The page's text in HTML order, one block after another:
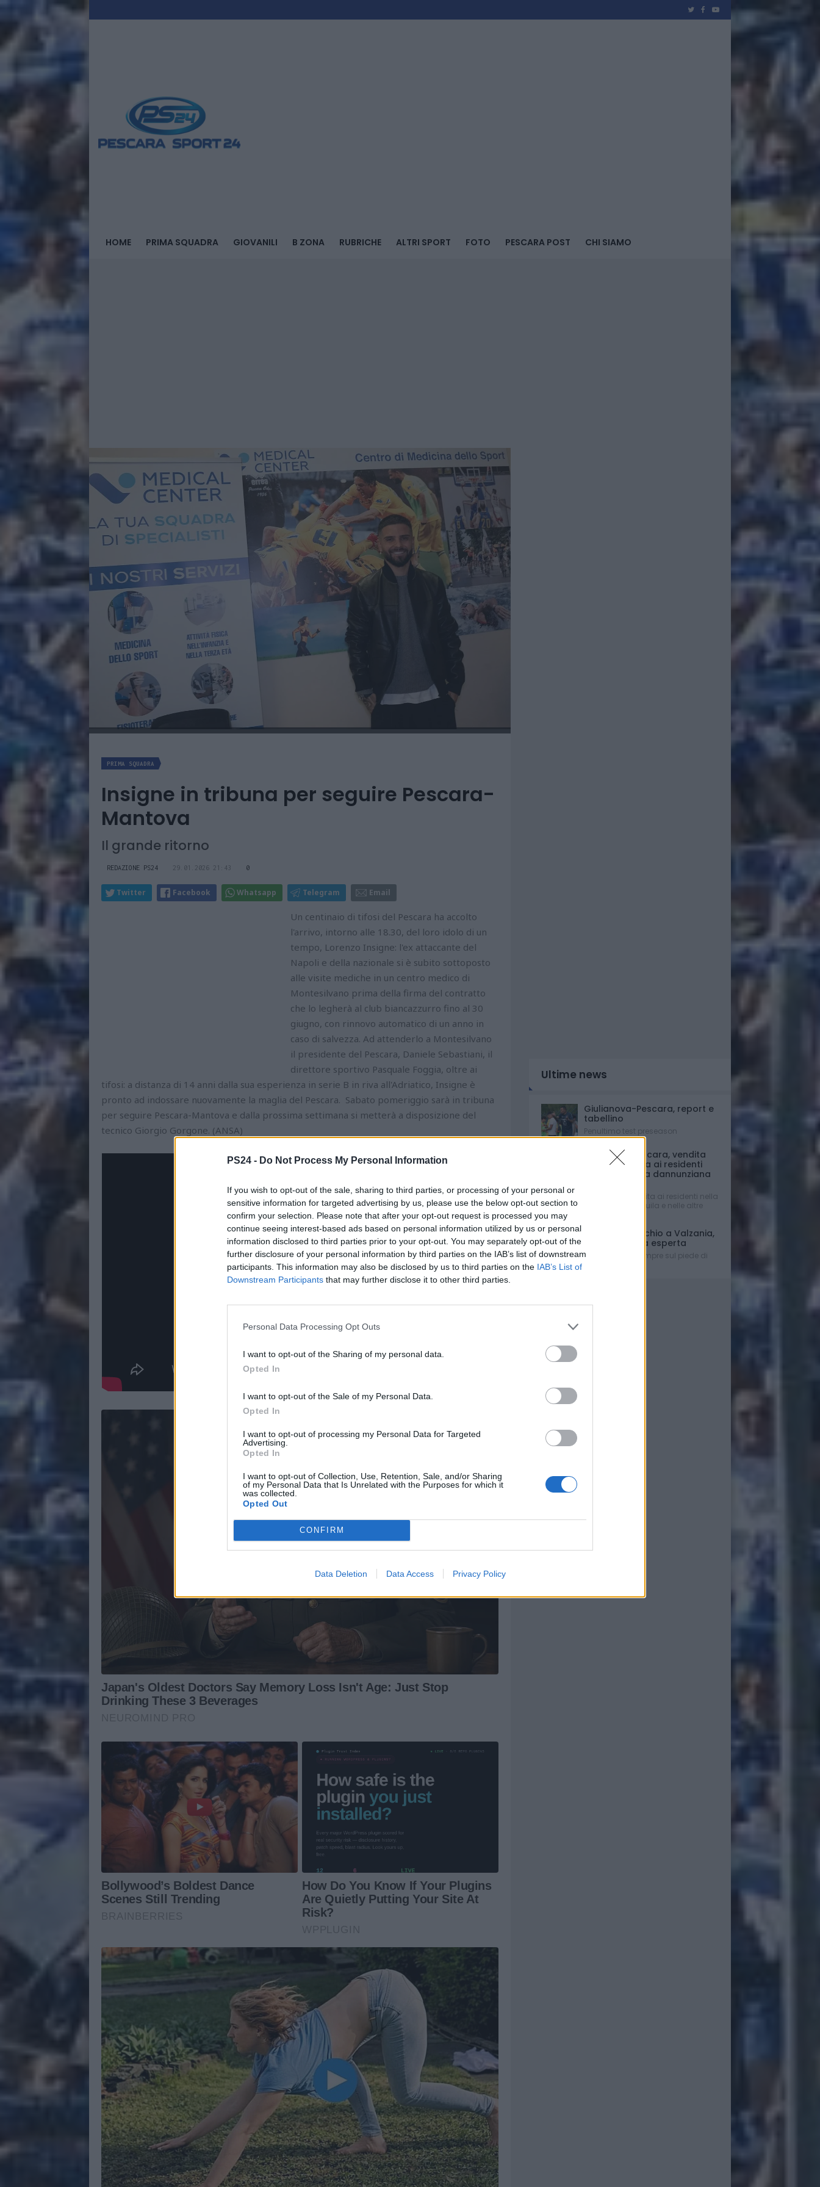
PS24 - Do Not Process My Personal Information
If you wish to opt-out of the sale, sharing to third parties, or processing of your personal or
sensitive information for targeted advertising by us, please use the below opt-out section to
confirm your selection. Please note that after your opt-out request is processed you may
continue seeing interest-based ads based on personal information utilized by us or personal
information disclosed to third parties prior to your opt-out. You may separately opt-out of the
further disclosure of your personal information by third parties on the IAB’s list of downstream
participants. This information may also be disclosed by us to third parties on the IAB’s List of
Downstream Participants that may further disclose it to other third parties.
Personal Data Processing Opt Outs
I want to opt-out of the Sharing of my personal data.
Opted In
I want to opt-out of the Sale of my Personal Data.
Opted In
I want to opt-out of processing my Personal Data for Targeted
Advertising.
Opted In
I want to opt-out of Collection, Use, Retention, Sale, and/or Sharing
of my Personal Data that Is Unrelated with the Purposes for which it
was collected.
Opted Out
CONFIRM
Data Deletion Data Access Privacy Policy
HOME PRIMA SQUADRA GIOVANILI B ZONA RUBRICHE ALTRI SPORT FOTO PESCARA POST CHI SIAMO
PRIMA SQUADRA
Insigne in tribuna per seguire Pescara-
Mantova
Il grande ritorno
REDAZIONE PS24 29.01.2026 21:43 0
Twitter Facebook Whatsapp Telegram Email
Un centinaio di tifosi del Pescara ha accolto
l'arrivo, intorno alle 18.30, del loro idolo di un
tempo, Lorenzo Insigne: l'ex attaccante del
Napoli e della nazionale si è subito sottoposto
alle visite mediche in un centro medico di
Montesilvano prima della firma del contratto
che lo legherà al club biancazzurro fino al 30
giugno, con rinnovo automatico di un anno in
caso di salvezza. Ad attenderlo a Montesilvano
il presidente del Pescara, Daniele Sebastiani, il
direttore sportivo Pasquale Foggia, oltre ai
tifosi: a distanza di 14 anni dalla sua esperienza in serie B in riva all'Adriatico, Insigne è
pronto ad indossare nuovamente la maglia del Pescara. Sabato pomeriggio sarà in tribuna
per seguire Pescara-Mantova e dalla prossima settimana si metterà a disposizione del
tecnico Giorgio Gorgone. (ANSA)
Ultime news
Giulianova-Pescara, report e
tabellino
Penultimo test preseason
Avezzano-Pescara, vendita
biglietti vietata ai residenti
della provincia dannunziana
Vendita consentita ai residenti nella
Provincia dell’Aquila e nelle altre
Mercato - Occhio a Valzania,
si cerca punta esperta
Con Di Nardo sempre sul piede di